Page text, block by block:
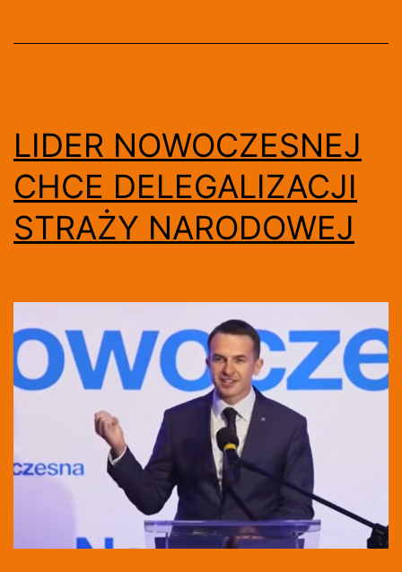
LIDER NOWOCZESNEJ
CHCE DELEGALIZACJI
STRAŻY NARODOWEJ